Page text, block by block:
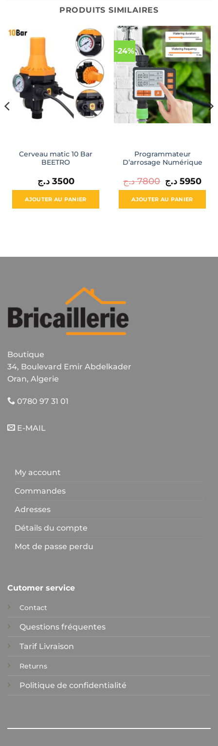
PRODUITS SIMILAIRES
Cerveau matic 10 Bar
BEETRO
3500 د.ج
AJOUTER AU PANIER
-24%
Programmateur
D’arrosage Numérique
7800 د.ج
Le
prix
initial
était :
5950 د.ج
Le
prix
AJOUTER AU PANIER
Boutique
34, Boulevard Emir Abdelkader
Oran, Algerie
0780 97 31 01
E-MAIL
My account
Commandes
Adresses
Détails du compte
Mot de passe perdu
Cutomer service
Contact
Questions fréquentes
Tarif Livraison
Returns
Politique de confidentialité